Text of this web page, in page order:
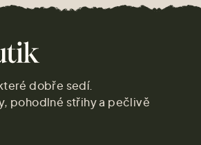
dobře sedí.
pohodlné střihy a pečlivě